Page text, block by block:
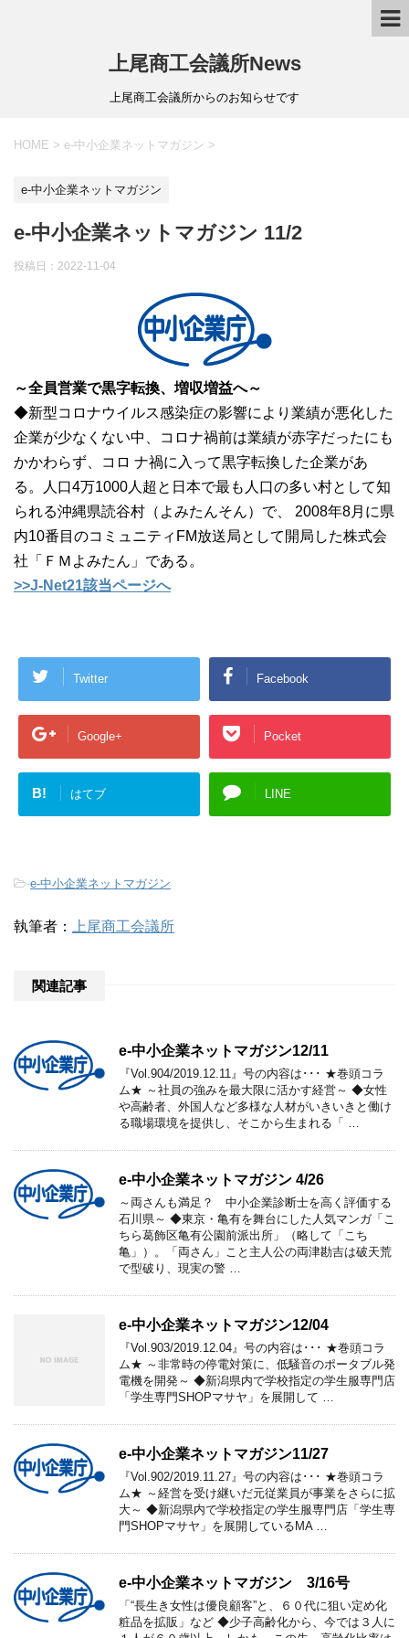
上尾商工会議所News
上尾商工会議所からのお知らせです
HOME > e-中小企業ネットマガジン >
e-中小企業ネットマガジン
e-中小企業ネットマガジン 11/2
投稿日： 2022-11-04
～全員営業で黒字転換、増収増益へ～
◆新型コロナウイルス感染症の影響により業績が悪化した
企業が少なくない中、コロナ禍前は業績が赤字だったにも
かかわらず、コロ ナ禍に入って黒字転換した企業があ
る。人口4万1000人超と日本で最も人口の多い村として知
られる沖縄県読谷村（よみたんそん）で、 2008年8月に県
内10番目のコミュニティFM放送局として開局した株式会
社「ＦＭよみたん」である。
>>J-Net21該当ページへ
Twitter Facebook
Google+ Pocket
B! はてブ LINE
-e-中小企業ネットマガジン
執筆者： 上尾商工会議所
関連記事
e-中小企業ネットマガジン12/11
『Vol.904/2019.12.11』号の内容は･･･ ★巻頭コラ
ム★ ～社員の強みを最大限に活かす経営～ ◆女性
や高齢者、外国人など多様な人材がいきいきと働け
る職場環境を提供し、そこから生まれる「 …
e-中小企業ネットマガジン 4/26
～両さんも満足？ 中小企業診断士を高く評価する
石川県～ ◆東京・亀有を舞台にした人気マンガ「こ
ちら葛飾区亀有公園前派出所」（略して「こち
亀」）。「両さん」こと主人公の両津勘吉は破天荒
で型破り、現実の警 …
e-中小企業ネットマガジン12/04
『Vol.903/2019.12.04』号の内容は･･･ ★巻頭コラ
ム★ ～非常時の停電対策に、低騒音のポータブル発
電機を開発～ ◆新潟県内で学校指定の学生服専門店
「学生専門SHOPマサヤ」を展開して …
e-中小企業ネットマガジン11/27
『Vol.902/2019.11.27』号の内容は･･･ ★巻頭コラ
ム★ ～経営を受け継いだ元従業員が事業をさらに拡
大～ ◆新潟県内で学校指定の学生服専門店「学生専
門SHOPマサヤ」を展開しているMA …
e-中小企業ネットマガジン 3/16号
「“長生き女性は優良顧客”と、６０代に狙い定め化
粧品を拡販」など ◆少子高齢化から、今では３人に